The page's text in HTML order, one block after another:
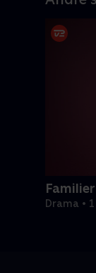
Drama •